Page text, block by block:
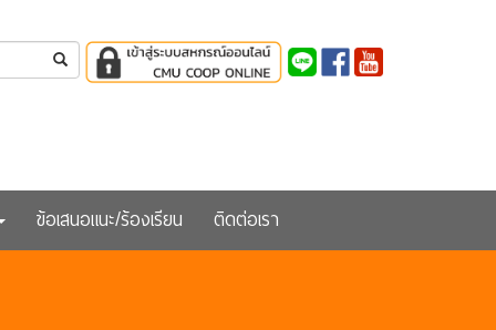
ข้อเสนอแนะ/ร้องเรียน ติดต่อเรา